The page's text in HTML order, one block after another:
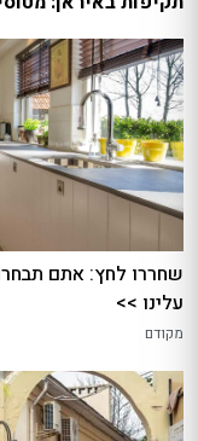
שחררו לחץ: אתם
עלינו >>
מקודם